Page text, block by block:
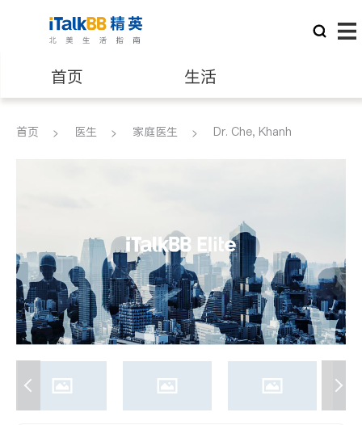
首页 生活
医生 律师
养老 非盈利组织
首页 医生 家庭医生 Dr. Che, Khanh